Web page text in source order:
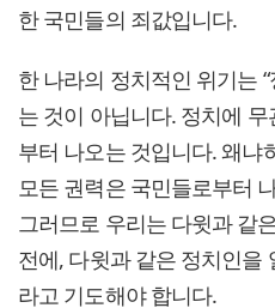
한 국민들의 죄값입니다.
한 나라의 정치적인 위기는
는 것이 아닙니다. 정치에 무
부터 나오는 것입니다. 왜냐
모든 권력은 국민들로부터
그러므로 우리는 다윗과 같
전에, 다윗과 같은 정치인을
라고 기도해야 합니다.